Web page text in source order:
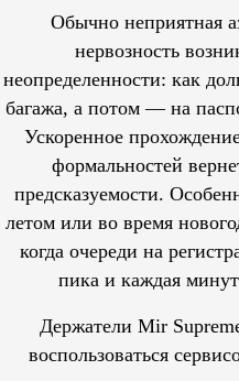
Обычно неприятная
нервозность
неопределенности: как
багажа, а потом — на
Ускоренное
формальностей
предсказуемости.
летом или во время
когда очереди на
пика и каждая
Держатели Mir
воспользоваться